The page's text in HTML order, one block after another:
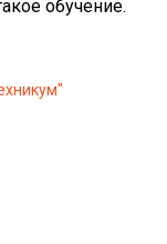
обучение.